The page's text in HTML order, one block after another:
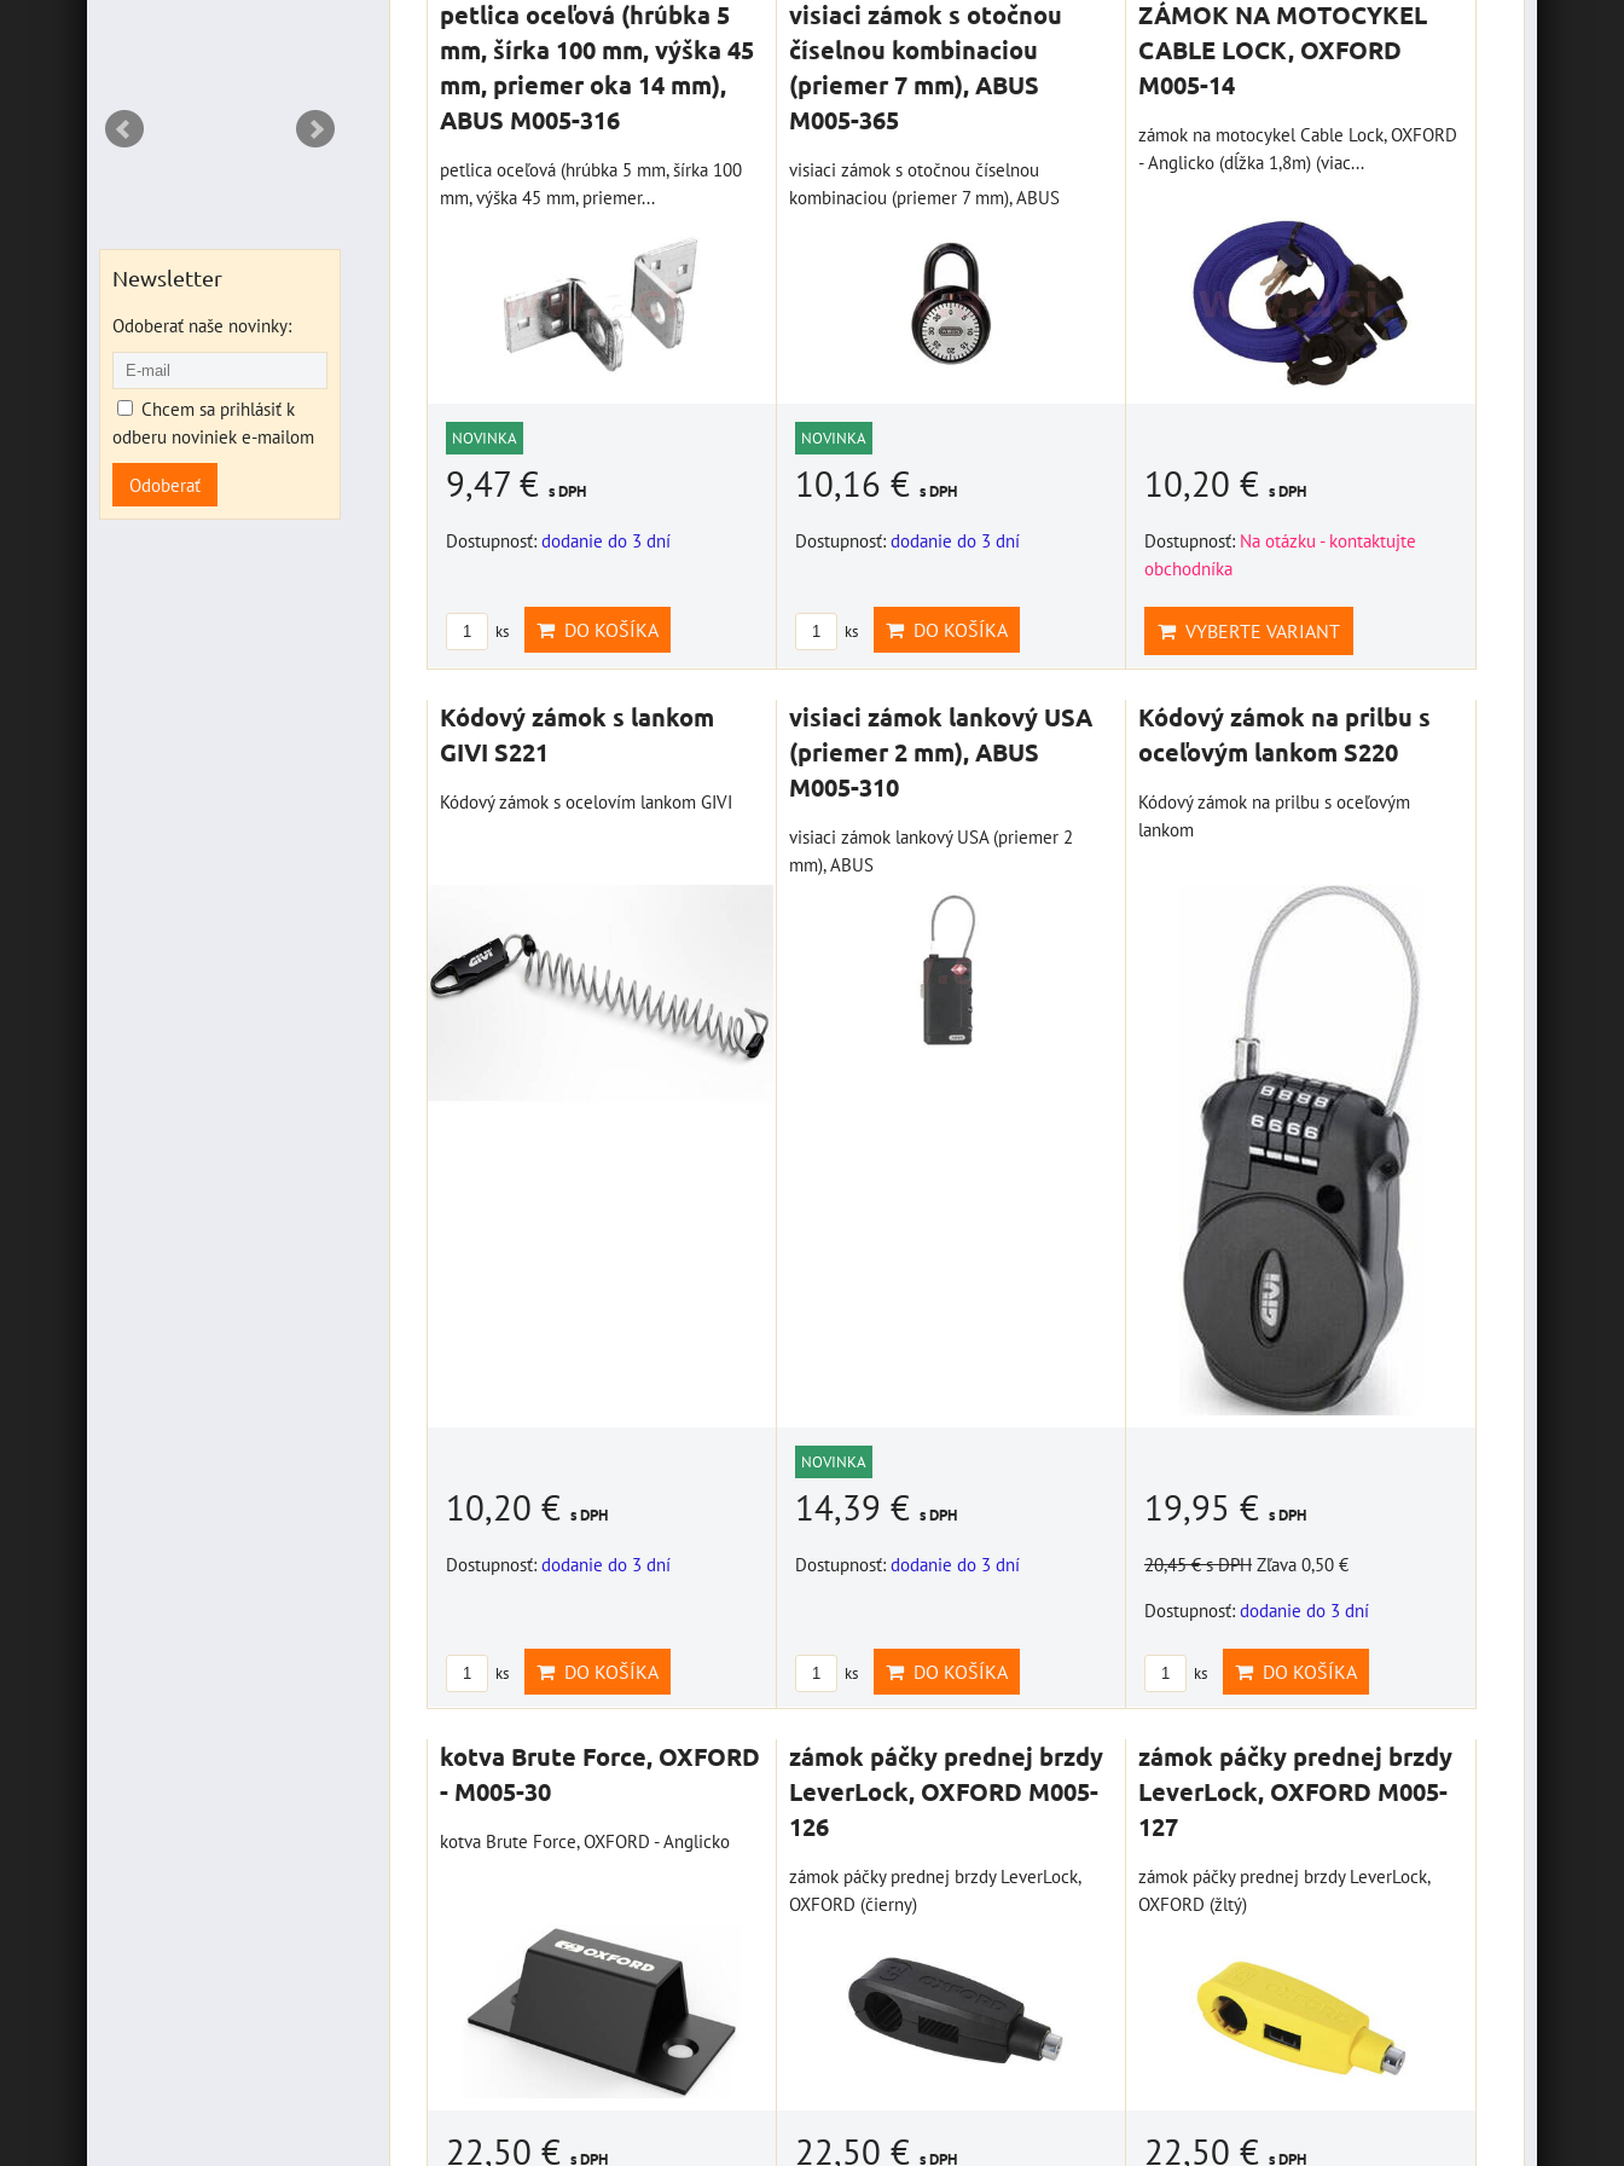
petlica oceľová (hrúbka 5
mm, šírka 100 mm, výška 45
mm, priemer oka 14 mm),
ABUS M005-316
petlica oceľová (hrúbka 5 mm, šírka 100
mm, výška 45 mm, priemer...
NOVINKA
9,47 € s DPH
Dostupnosť: dodanie do 3 dní
ks DO KOŠÍKA
visiaci zámok s otočnou
číselnou kombinaciou
(priemer 7 mm), ABUS
M005-365
visiaci zámok s otočnou číselnou
kombinaciou (priemer 7 mm), ABUS
NOVINKA
10,16 € s DPH
Dostupnosť: dodanie do 3 dní
ks DO KOŠÍKA
ZÁMOK NA MOTOCYKEL
CABLE LOCK, OXFORD
M005-14
zámok na motocykel Cable Lock, OXFORD
- Anglicko (dĺžka 1,8m) (viac...
10,20 €s DPH
Dostupnosť: Na otázku - kontaktujte
obchodníka
VYBERTE VARIANT
Kódový zámok s lankom
GIVI S221
Kódový zámok s ocelovím lankom GIVI
10,20 € s DPH
Dostupnosť: dodanie do 3 dní
ks DO KOŠÍKA
visiaci zámok lankový USA
(priemer 2 mm), ABUS
M005-310
visiaci zámok lankový USA (priemer 2
mm), ABUS
NOVINKA
14,39 € s DPH
Dostupnosť: dodanie do 3 dní
ks DO KOŠÍKA
Kódový zámok na prilbu s
oceľovým lankom S220
Kódový zámok na prilbu s oceľovým
lankom
19,95 €s DPH
20,45 €s DPH Zľava 0,50 €
Dostupnosť:dodanie do 3 dní
ks DO KOŠÍKA
kotva Brute Force, OXFORD
- M005-30
kotva Brute Force, OXFORD - Anglicko
22,50 € s DPH
zámok páčky prednej brzdy
LeverLock, OXFORD M005-
126
zámok páčky prednej brzdy LeverLock,
OXFORD (čierny)
22,50 € s DPH
zámok páčky prednej brzdy
LeverLock, OXFORD M005-
127
zámok páčky prednej brzdy LeverLock,
OXFORD (žltý)
22,50 €s DPH
DO KOŠÍKA
Newsletter
Odoberať naše novinky:
Chcem sa prihlásiť k
odberu noviniek e-mailom
Odoberať